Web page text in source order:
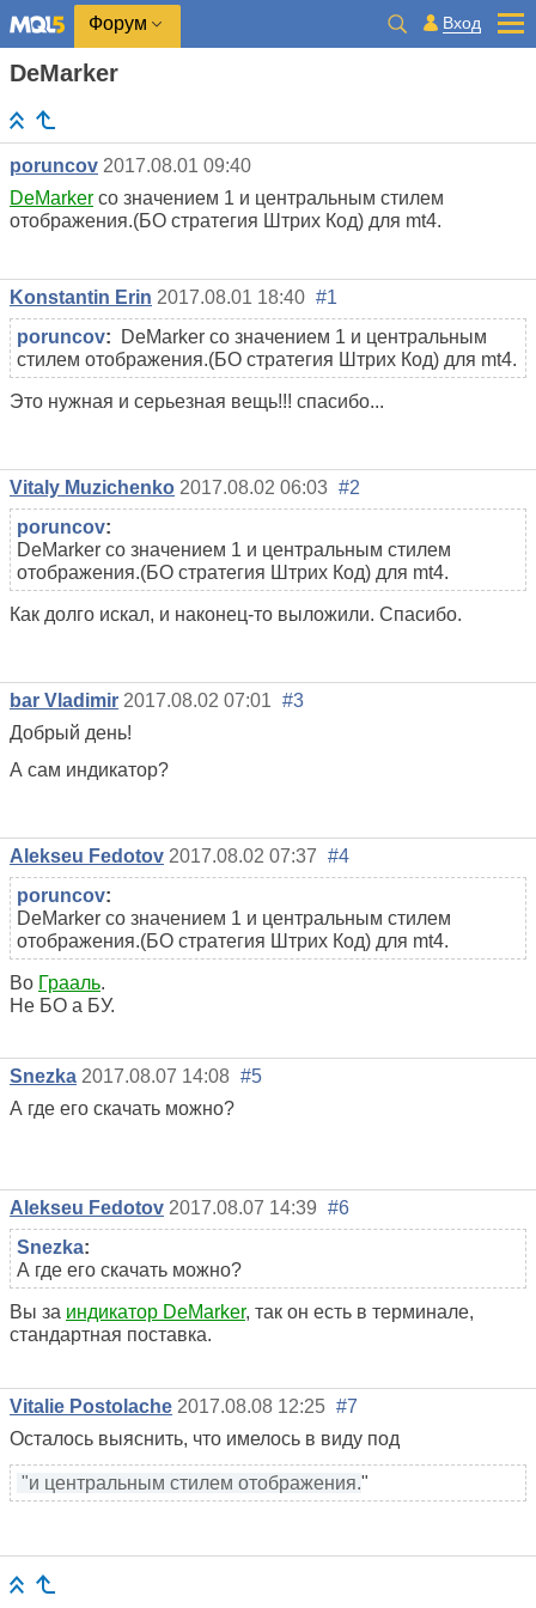
Форум Вход
DeMarker
poruncov 2017.08.01 09:40
DeMarker со значением 1 и центральным стилем
отображения.(БО стратегия Штрих Код) для mt4.
Konstantin Erin 2017.08.01 18:40 #1
poruncov:
DeMarker со значением 1 и центральным
стилем отображения.(БО стратегия Штрих Код) для mt4.
Это нужная и серьезная вещь!!! спасибо...
Vitaly Muzichenko 2017.08.02 06:03 #2
poruncov:
DeMarker со значением 1 и центральным стилем
отображения.(БО стратегия Штрих Код) для mt4.
Как долго искал, и наконец-то выложили. Спасибо.
bar Vladimir 2017.08.02 07:01 #3
Добрый день!
А сам индикатор?
Alekseu Fedotov 2017.08.02 07:37 #4
poruncov:
DeMarker со значением 1 и центральным стилем
отображения.(БО стратегия Штрих Код) для mt4.
Во Грааль.
Не БО а БУ.
Snezka 2017.08.07 14:08 #5
А где его скачать можно?
Alekseu Fedotov 2017.08.07 14:39 #6
Snezka:
А где его скачать можно?
Вы за индикатор DeMarker, так он есть в терминале,
стандартная поставка.
Vitalie Postolache 2017.08.08 12:25 #7
Осталось выяснить, что имелось в виду под
"и центральным стилем отображения."